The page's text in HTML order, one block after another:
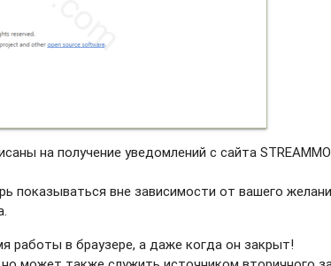
на получение уведомлений с сайта
показываться вне зависимости от вашего
работы в браузере, а даже когда он закрыт!